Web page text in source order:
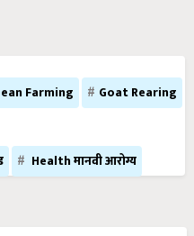
Farming
Goat Rearing
Health मानवी आरोग्य